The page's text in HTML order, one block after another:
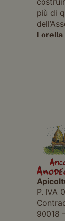
più di
Lorella
P. IVA
90018